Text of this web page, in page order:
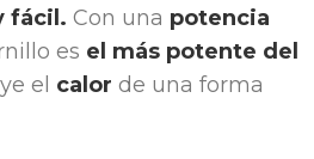
fácil. Con una potencia
es el más potente del
el calor de una forma